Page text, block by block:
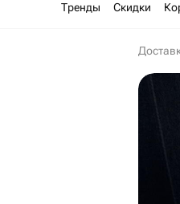
Тренды Скидки